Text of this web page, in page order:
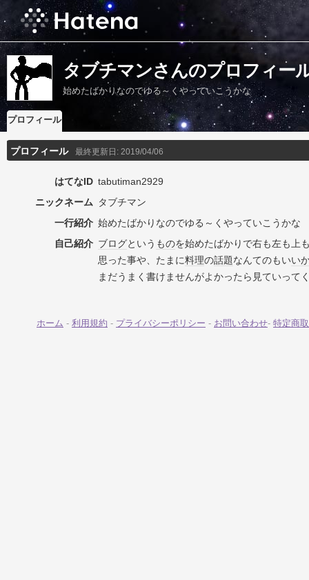
タブチマンさんのプロフィー
始めたばかりなのでゆる～くやっていこうかな
プロフィール
プロフィール 最終更新日: 2019/04/06
はてなID tabutiman2929
ニックネーム タブチマン
一行紹介 始めたばかりなのでゆる～くやっていこうかな
自己紹介 ブログという ものを始めたばかりで右も左も上
思った事や、たまに料理の話題なんてのもいい
まだうまく書けませんがよかったら見ていって
ホーム - 利用規約 - プライバシーポリシー - お問い合わせ- 特定商